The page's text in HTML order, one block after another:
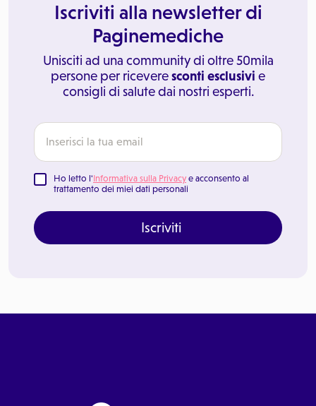
Iscriviti alla newsletter di
Paginemediche
Unisciti ad una community di oltre 50mila
persone per riceveresconti esclusivi e
consigli di salute dai nostri esperti.
Ho letto l'Informativa sulla Privacy e acconsento al
trattamento dei miei dati personali
Iscriviti